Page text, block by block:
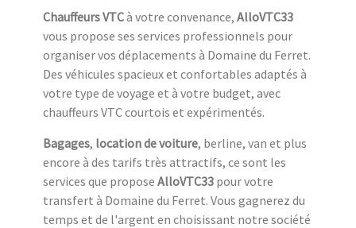
Chauffeurs VTCà votre convenance, AlloVTC33
vous propose ses services professionnels pour
organiser vos déplacements à Domaine du Ferret.
Des véhicules spacieux et confortables adaptés à
votre type de voyage et à votre budget, avec
chauffeurs VTC courtois et expérimentés.
Bagages, location de voiture, berline, van et plus
encore à des tarifs très attractifs, ce sont les
services que propose AlloVTC33 pour votre
transfert à Domaine du Ferret. Vous gagnerez du
temps et de l'argent en choisissant notre société